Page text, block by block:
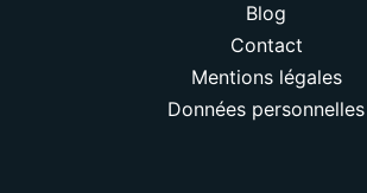
Blog
Contact
Mentions légales
Données personnelles